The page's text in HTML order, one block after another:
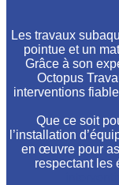
Les travaux
pointue et un
Grâce à son
Octopus
interventions
Que ce soit
l’installation
en œuvre pour
respectant les